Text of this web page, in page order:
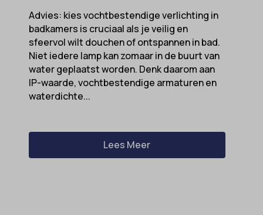
Advies: kies vochtbestendige verlichting in
badkamers is cruciaal als je veilig en
sfeervol wilt douchen of ontspannen in bad.
Niet iedere lamp kan zomaar in de buurt van
water geplaatst worden. Denk daarom aan
IP-waarde, vochtbestendige armaturen en
waterdichte...
Lees Meer